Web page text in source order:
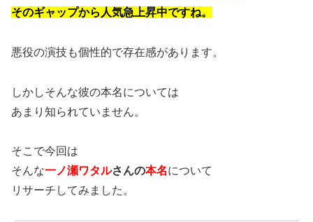
そのギャップから人気急上昇中ですね。
悪役の演技も個性的で存在感があります。
しかしそんな彼の本名については
あまり知られていません。
そこで今回は
そんな一ノ瀬ワタルさんの本名について
リサーチしてみました。